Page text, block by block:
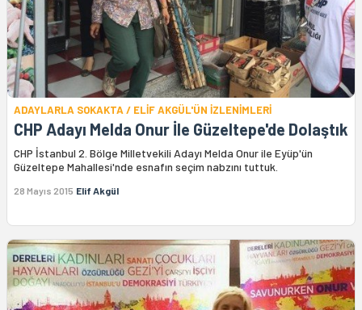
ADAYLARLA SOKAKTA / ELİF AKGÜL'ÜN İZLENİMLERİ
CHP Adayı Melda Onur İle Güzeltepe'de Dolaştık
CHP İstanbul 2. Bölge Milletvekili Adayı Melda Onur ile Eyüp'ün
Güzeltepe Mahallesi'nde esnafın seçim nabzını tuttuk.
28 Mayıs 2015 Elif Akgül